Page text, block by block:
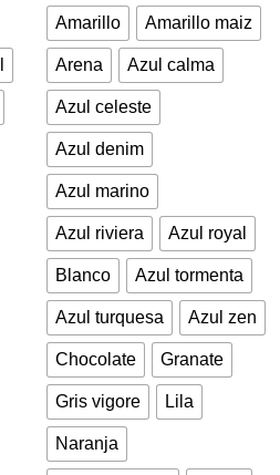
era:
13,07 €.
es:
11,76 €.
Amarillo Amarillo maiz
Arena Azul calma
Azul celeste
Azul denim
Azul marino
Azul riviera Azul royal
Blanco Azul tormenta
Azul turquesa Azul zen
Chocolate Granate
Gris vigore Lila
Naranja